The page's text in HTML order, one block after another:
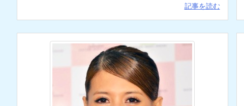
記事を読む